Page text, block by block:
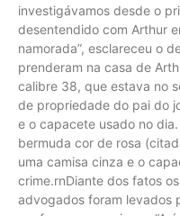
investigávamos desde o
desentendido com Arthur
namorada”, esclareceu o
prenderam na casa de
calibre 38, que estava no
de propriedade do pai do
e o capacete usado no
bermuda cor de rosa
uma camisa cinza e o
crime.rnDiante dos fatos
advogados foram levados